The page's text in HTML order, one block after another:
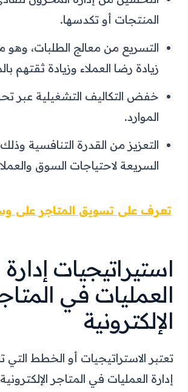
المنتجات أو تكدسها.
التسريع من معالج الطلبات، وهو
زيادة رضا العملاء وزيادة ثقتهم
خفض التكاليف التشغيلية عبر
الموارد.
التعزيز من القدرة التنافسية
السريعة لاحتياجات السوق
تعرف على تسويق المتاجر على
استيراتيجيات إدارة
العمليات في
الإلكترونية
تعتبر الاستراتيجيات أو الخطط التي
إدارة العمليات في المتاجر